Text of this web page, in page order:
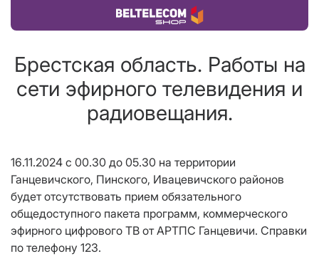
Купить товар
Брестская область. Работы на
сети эфирного телевидения и
радиовещания.
16.11.2024 с 00.30 до 05.30 на территории
Ганцевичского, Пинского, Ивацевичского районов
будет отсутствовать прием обязательного
общедоступного пакета программ, коммерческого
эфирного цифрового ТВ от АРТПС Ганцевичи. Справки
по телефону 123.